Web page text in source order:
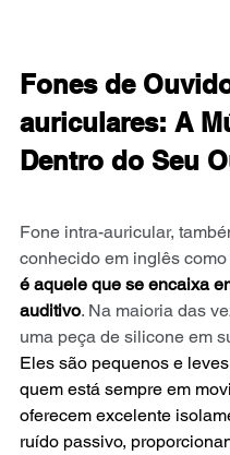
Fones de
auriculares: A
Dentro do Seu
Fone intra-auricular,
conhecido em inglês como
é aquele que se encaixa
auditivo. Na maioria das
uma peça de silicone em
Eles são pequenos e
quem está sempre em
oferecem excelente
ruído passivo,